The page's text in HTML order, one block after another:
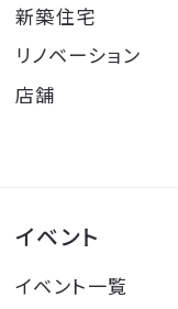
新築住宅
リノベーション
店舗
イベント
イベント一覧